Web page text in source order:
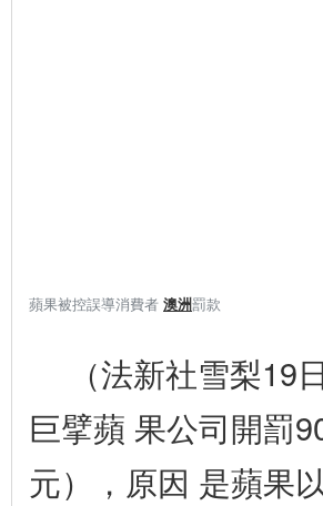
蘋果被控誤導消費者 澳洲罰款
（法新社雪梨
巨擘蘋 果公司開罰
元），原因 是蘋果